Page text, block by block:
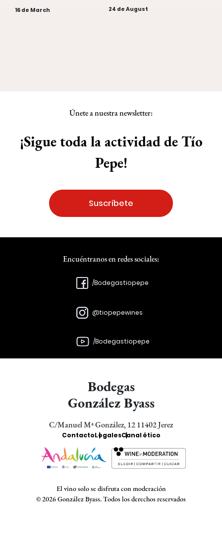
16 de March 24 de August
Únete a nuestra newsletter:
Suscríbete
¡Sigue toda la actividad de Tío
Pepe!
Encuéntranos en redes sociales:
/Bodegastiopepe
@tiopepewines
/Bodegastiopepe
Bodegas
González Byass
C/Manuel Mª González, 12 11402 Jerez
Enlaces
Bodegas
ContactoLegalesCanal ético
El vino solo se disfruta con moderación
© 2026 González Byass. Todos los derechos reservados